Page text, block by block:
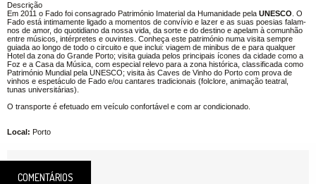
Descrição
Em 2011 o Fado foi consagrado Património Imaterial da Humanidade pela UNESCO . O
Fado está intimamente ligado a momentos de convívio e lazer e as suas poesias falam-
nos de amor, do quotidiano da nossa vida, da sorte e do destino e apelam à comunhão
entre músicos, intérpretes e ouvintes. Conheça este património numa visita sempre
guiada ao longo de todo o circuito e que inclui: viagem de minibus de e para qualquer
Hotel da zona do Grande Porto; visita guiada pelos principais ícones da cidade como a
Foz e a Casa da Música, com especial relevo para a zona histórica, classificada como
Património Mundial pela UNESCO; visita às Caves de Vinho do Porto com prova de
vinhos e espetáculo de Fado e/ou cantares tradicionais (folclore, animação teatral,
tunas universitárias).
O transporte é efetuado em veículo confortável e com ar condicionado.
Local: Porto
COMENTÁRIOS